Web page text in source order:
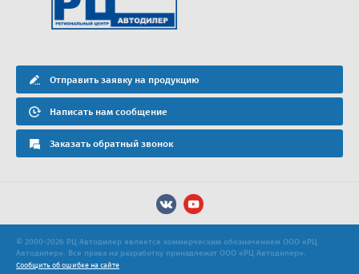
Отправить заявку на продукцию
Написать нам сообщение
Заказать обратный звонок
© 2000-2026 РЦ Автодилер является коммерческим обозначением ООО «РЦ
Автодилер». Все права на разработку принадлежат ООО «РЦ Автодилер».
Сообщить об ошибке на сайте